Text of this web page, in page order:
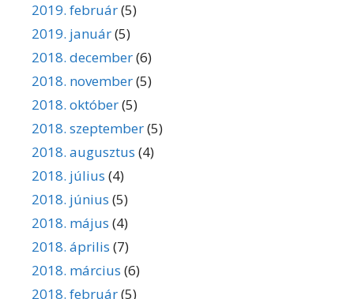
2019. február(5)
2019. január(5)
2018. december(6)
2018. november(5)
2018. október(5)
2018. szeptember(5)
2018. augusztus (4)
2018. július (4)
2018. június (5)
2018. május (4)
2018. április (7)
2018. március (6)
2018. február(5)